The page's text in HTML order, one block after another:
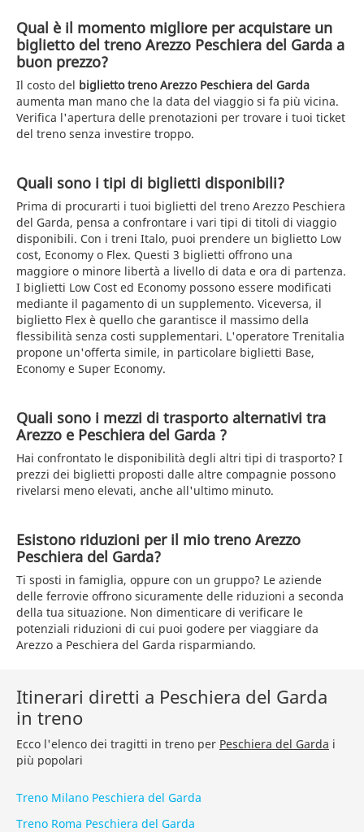
Qual è il momento migliore per acquistare un
biglietto del treno Arezzo Peschiera del Garda a
buon prezzo?
Il costo del biglietto treno Arezzo Peschiera del Garda
aumenta man mano che la data del viaggio si fa più vicina.
Verifica l'apertura delle prenotazioni per trovare i tuoi ticket
del treno senza investire troppo.
Quali sono i tipi di biglietti disponibili?
Prima di procurarti i tuoi biglietti del treno Arezzo Peschiera
del Garda, pensa a confrontare i vari tipi di titoli di viaggio
disponibili. Con i treni Italo, puoi prendere un biglietto Low
cost, Economy o Flex. Questi 3 biglietti offrono una
maggiore o minore libertà a livello di data e ora di partenza.
I biglietti Low Cost ed Economy possono essere modificati
mediante il pagamento di un supplemento. Viceversa, il
biglietto Flex è quello che garantisce il massimo della
flessibilità senza costi supplementari. L'operatore Trenitalia
propone un'offerta simile, in particolare biglietti Base,
Economy e Super Economy.
Quali sono i mezzi di trasporto alternativi tra
Arezzo e Peschiera del Garda ?
Hai confrontato le disponibilità degli altri tipi di trasporto? I
prezzi dei biglietti proposti dalle altre compagnie possono
rivelarsi meno elevati, anche all'ultimo minuto.
Esistono riduzioni per il mio treno Arezzo
Peschiera del Garda?
Ti sposti in famiglia, oppure con un gruppo? Le aziende
delle ferrovie offrono sicuramente delle riduzioni a seconda
della tua situazione. Non dimenticare di verificare le
potenziali riduzioni di cui puoi godere per viaggiare da
Arezzo a Peschiera del Garda risparmiando.
Itinerari diretti a Peschiera del Garda
in treno
Ecco l'elenco dei tragitti in treno per Peschiera del Garda i
più popolari
Treno Milano Peschiera del Garda
Treno Roma Peschiera del Garda